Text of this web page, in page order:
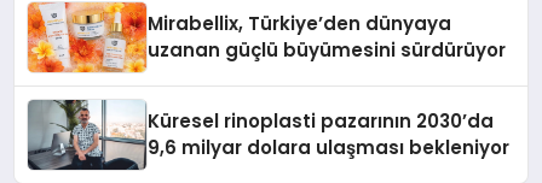
Mirabellix, Türkiye’den dünyaya
uzanan güçlü büyümesini sürdürüyor
Küresel rinoplasti pazarının 2030’da
9,6 milyar dolara ulaşması bekleniyor